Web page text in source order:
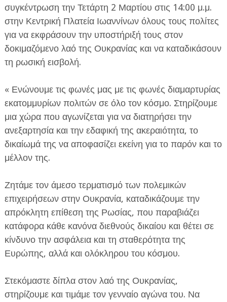
ΕΦΗΜΕΡΙΔΑ Η ΠΑΡΓΑ
ΠΛΗΡΟΦΟΡΙΕΣ
συγκέντρωση την Τετάρτη 2 Μαρτίου στις 14:00 μ.μ.
στην Κεντρική Πλατεία Ιωαννίνων όλους τους πολίτες
για να εκφράσουν την υποστήριξή τους στον
δοκιμαζόμενο λαό της Ουκρανίας και να καταδικάσουν
τη ρωσική εισβολή.
« Ενώνουμε τις φωνές μας με τις φωνές διαμαρτυρίας
εκατομμυρίων πολιτών σε όλο τον κόσμο. Στηρίζουμε
μια χώρα που αγωνίζεται για να διατηρήσει την
ανεξαρτησία και την εδαφική της ακεραιότητα, το
δικαίωμά της να αποφασίζει εκείνη για το παρόν και το
μέλλον της.
Ζητάμε τον άμεσο τερματισμό των πολεμικών
επιχειρήσεων στην Ουκρανία, καταδικάζουμε την
απρόκλητη επίθεση της Ρωσίας, που παραβιάζει
κατάφορα κάθε κανόνα διεθνούς δικαίου και θέτει σε
κίνδυνο την ασφάλεια και τη σταθερότητα της
Ευρώπης, αλλά και ολόκληρου του κόσμου.
Στεκόμαστε δίπλα στον λαό της Ουκρανίας,
στηρίζουμε και τιμάμε τον γενναίο αγώνα του. Να